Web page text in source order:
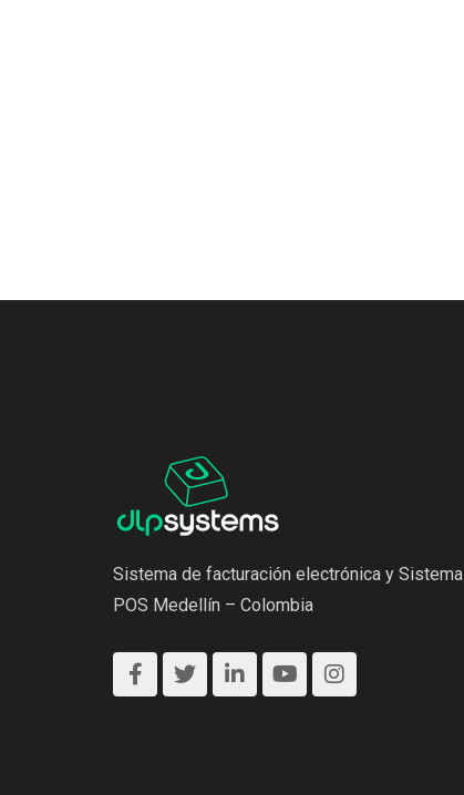
Sistema de facturación electrónica y Sistema
POS Medellín – Colombia